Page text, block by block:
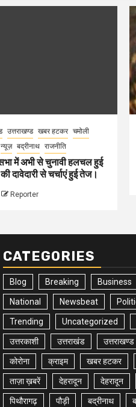
उत्तराखण्ड खबर हटकर
चमोली
न्यूज़ बद्रीनाथ राजनीति
में अभी से चुनावी हलचल हुई
दावेदारी से चर्चाएं हुई तेज।
Reporter
CATEGORIES
Blog Breaking Business
National Newsbeat
Trending Uncategorized
उत्तरकाशी उत्तराखंड उत्तराखण्ड
कोरोना क्राइम खबर हटकर
ताज़ा ख़बरें देहरादून देहरादून
पिथौरागढ़ पौड़ी बद्रीनाथ